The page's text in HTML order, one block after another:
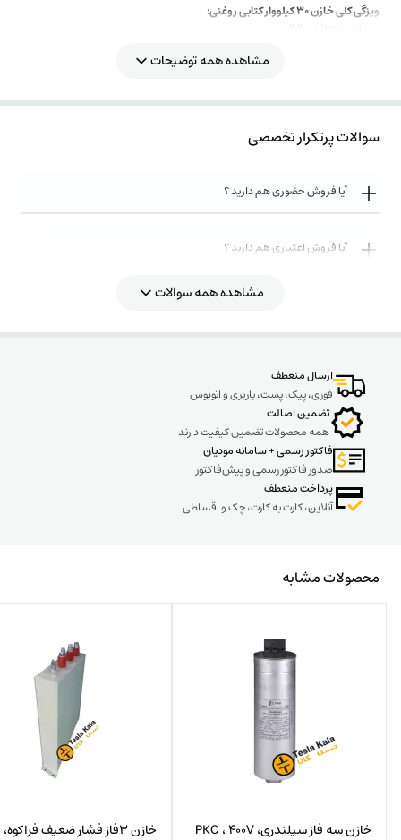
ویزگی کلی خازن 30 کیلووار کتابی روغنی:
مشاهده همه توضیحات
سوالات پرتکرار تخصصی
آیا فروش حضوری هم دارید ؟
آیا فروش اعتباری هم دارید ؟
روش های ارسال کالا به چه صورت میباشد ؟
مشاهده همه سوالات
ارسال منعطف
فوری، پیک، پست، باربری و اتوبوس
تضمین اصالت
همه محصولات تضمین کیفیت دارند
فاکتور رسمی + سامانه مودیان
صدور فاکتور رسمی و پیش‌فاکتور
پرداخت منعطف
آنلاین، کارت به کارت، چک و اقساطی
محصولات مشابه
خازن سه فاز سیلندری، PKC ، 400V